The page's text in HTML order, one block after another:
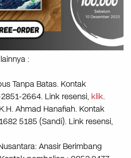
:
Tanpa Batas. Kontak
2664. Link resensi, klik.
Ahmad Hanafiah. Kontak
5185 (Sandi). Link resensi,
Anasir Berimbang